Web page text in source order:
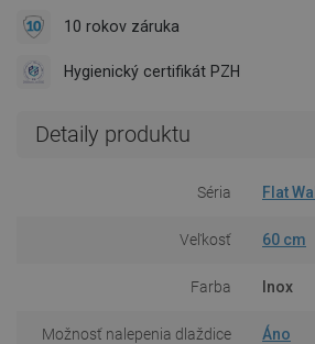
10 rokov záruka
Hygienický certifikát PZH
Detaily produktu
Séria Flat Wall
Veľkosť 60 cm
Farba Inox
Možnosť nalepenia dlaždice Áno